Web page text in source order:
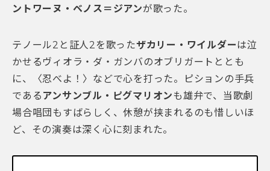
ントワーヌ・ベノス＝ジアンが歌った。
テノール2と証人2を歌ったザカリー・ワイルダーは泣
かせるヴィオラ・ダ・ガンバのオブリガートととも
に、〈忍べよ！〉などで心を打った。ピションの手兵
である アンサンブル・ピグマリオンも雄弁で、当歌劇
場合唱団もすばらしく、休憩が挟まれるのも惜しいほ
ど、その演奏は深く心に刻まれた。